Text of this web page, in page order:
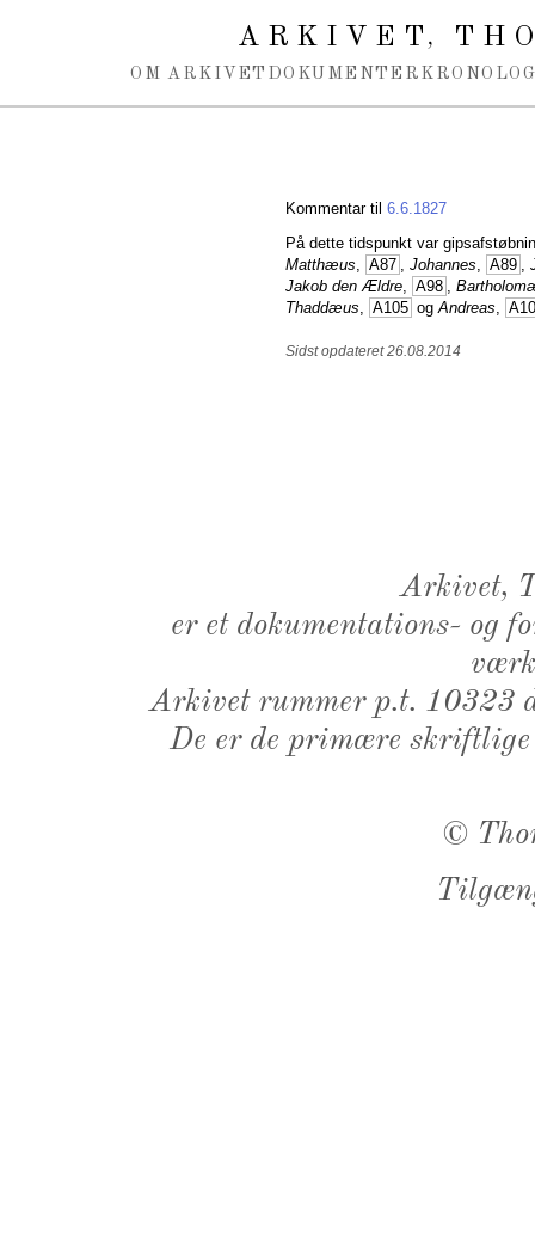
ARKIVET,
OM ARKIVET DOKUMENTER
Kommentar til 6.6.1827
På dette tidspunkt var
Matthæus, A87 , Johannes, A89 ,
Jakob den Ældre, A98 ,
Thaddæus, A105 ogAndreas,
Sidst opdateret 26.08.2014
Arkivet,
er et dokumentations- og
Arkivet rummer p.t. 10323
De er de primære
©